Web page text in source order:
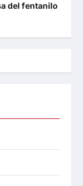
del fentanilo